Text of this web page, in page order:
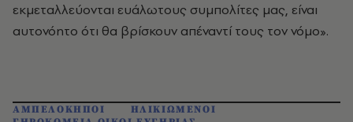
εκμεταλλεύονται ευάλωτους συμπολίτες μας, είναι
αυτονόητο ότι θα βρίσκουν απέναντί τους τον νόμο».
ΑΜΠΕΛΟΚΗΠΟΙ
ΗΛΙΚΙΩΜΕΝΟΙ